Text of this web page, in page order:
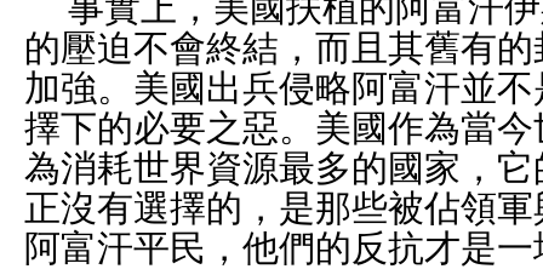
的壓迫不會終結，而且其舊有
加強。美國出兵侵略阿富汗並
擇下的必要之惡。美國作為當
為消耗世界資源最多的國家，
正沒有選擇的，是那些被佔領
阿富汗平民，他們的反抗才是